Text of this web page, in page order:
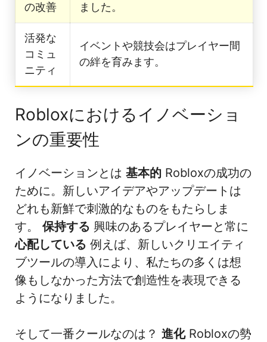
の改善
ました。
活発な
コミュ
ニティ
イベントや競技会はプレイヤー間
の絆を育みます。
Robloxにおけるイノベーショ
ンの重要性
イノベーションとは 基本的 Robloxの成功の
ために。新しいアイデアやアップデートは
どれも新鮮で刺激的なものをもたらしま
す。 保持する 興味のあるプレイヤーと常に
心配している 例えば、新しいクリエイティ
ブツールの導入により、私たちの多くは想
像もしなかった方法で創造性を表現できる
ようになりました。
そして一番クールなのは？ 進化Robloxの勢